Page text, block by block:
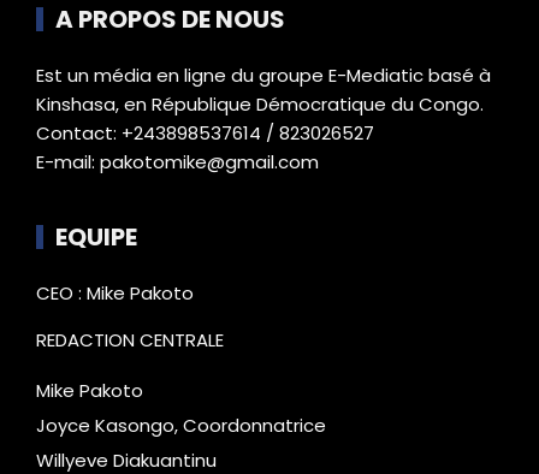
A PROPOS DE NOUS
Est un média en ligne du groupe E-Mediatic basé à
Kinshasa, en République Démocratique du Congo.
Contact: +243898537614 / 823026527
E-mail: pakotomike@gmail.com
EQUIPE
CEO : Mike Pakoto
REDACTION CENTRALE
Mike Pakoto
Joyce Kasongo, Coordonnatrice
Willyeve Diakuantinu